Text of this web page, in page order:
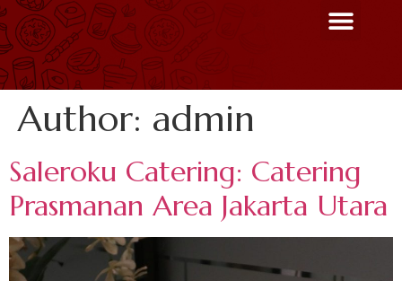
Author: admin
Saleroku Catering: Catering
Prasmanan Area Jakarta Utara